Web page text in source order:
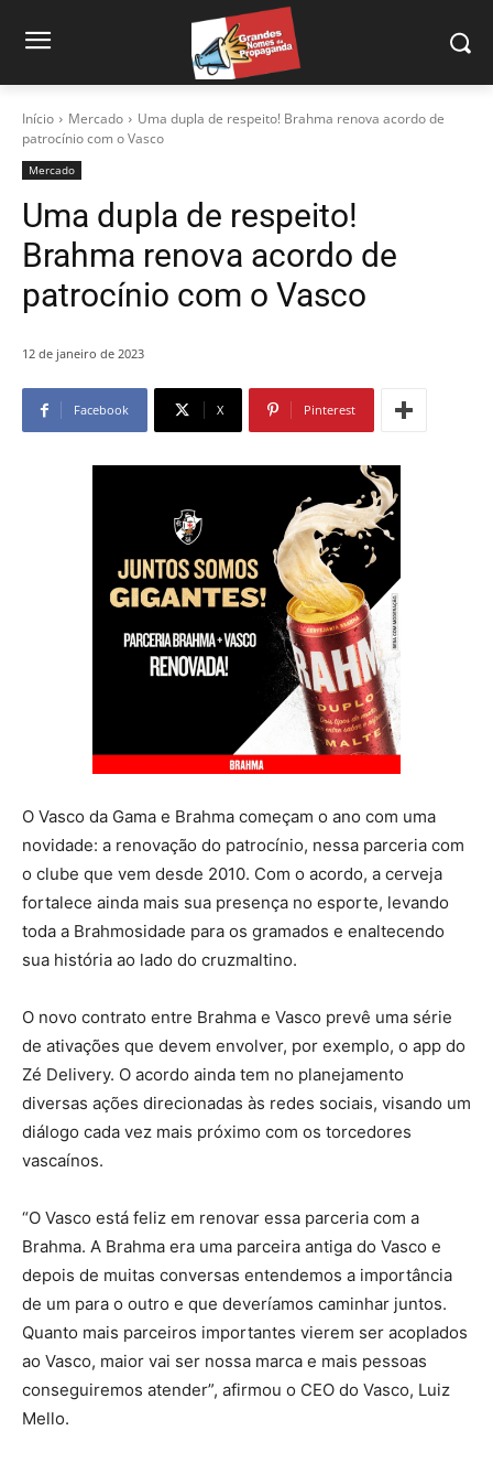
Início Mercado
Uma dupla de respeito! Brahma renova acordo de
patrocínio com o Vasco
Mercado
Uma dupla de respeito!
Brahma renova acordo de
patrocínio com o Vasco
12 de janeiro de 2023
Facebook X Pinterest
O Vasco da Gama e Brahma começam o ano com uma
novidade: a renovação do patrocínio, nessa parceria com
o clube que vem desde 2010. Com o acordo, a cerveja
fortalece ainda mais sua presença no esporte, levando
toda a Brahmosidade para os gramados e enaltecendo
sua história ao lado do cruzmaltino.
O novo contrato entre Brahma e Vasco prevê uma série
de ativações que devem envolver, por exemplo, o app do
Zé Delivery. O acordo ainda tem no planejamento
diversas ações direcionadas às redes sociais, visando um
diálogo cada vez mais próximo com os torcedores
vascaínos.
“O Vasco está feliz em renovar essa parceria com a
Brahma. A Brahma era uma parceira antiga do Vasco e
depois de muitas conversas entendemos a importância
de um para o outro e que deveríamos caminhar juntos.
Quanto mais parceiros importantes vierem ser acoplados
ao Vasco, maior vai ser nossa marca e mais pessoas
conseguiremos atender”, afirmou o CEO do Vasco, Luiz
Mello.